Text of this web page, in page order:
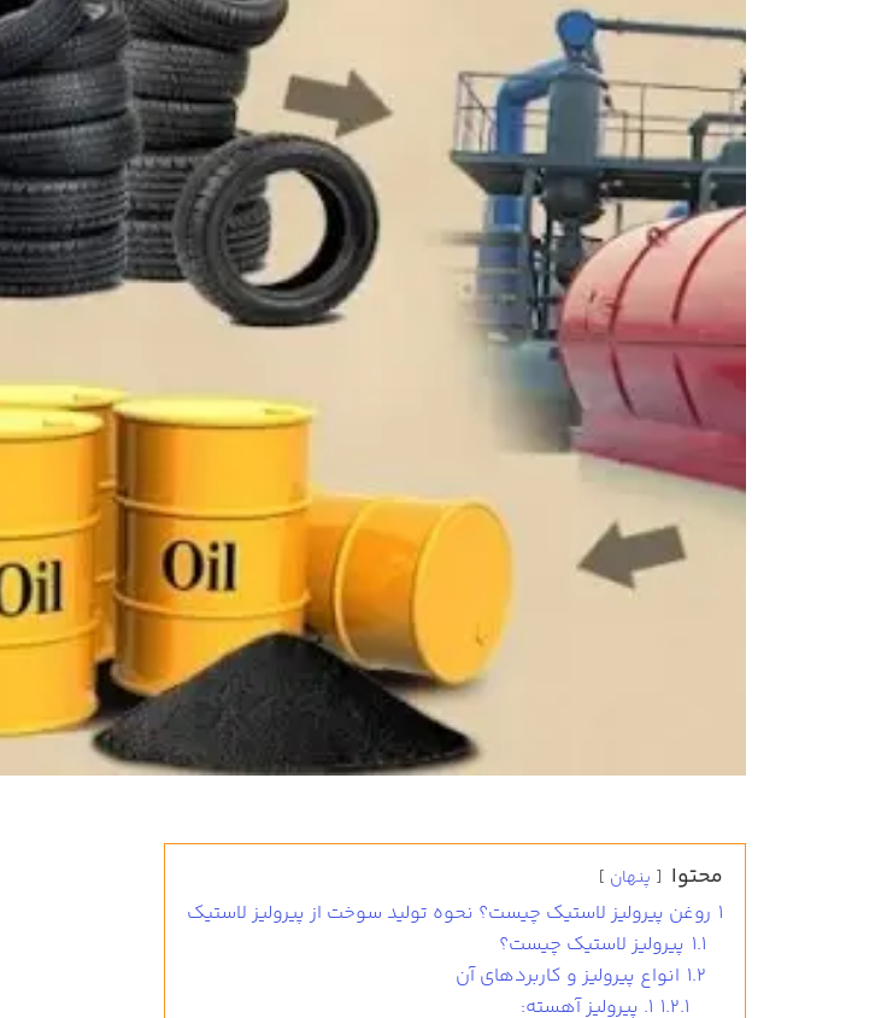
محتوا پنهان
1 روغن پیرولیز لاستیک چیست؟ نحوه تولید سوخت از پیرولیز لاستیک
1.1 پیرولیز لاستیک چیست؟
1.2 انواع پیرولیز و کاربردهای آن
1.2.1 1. پیرولیز آهسته: